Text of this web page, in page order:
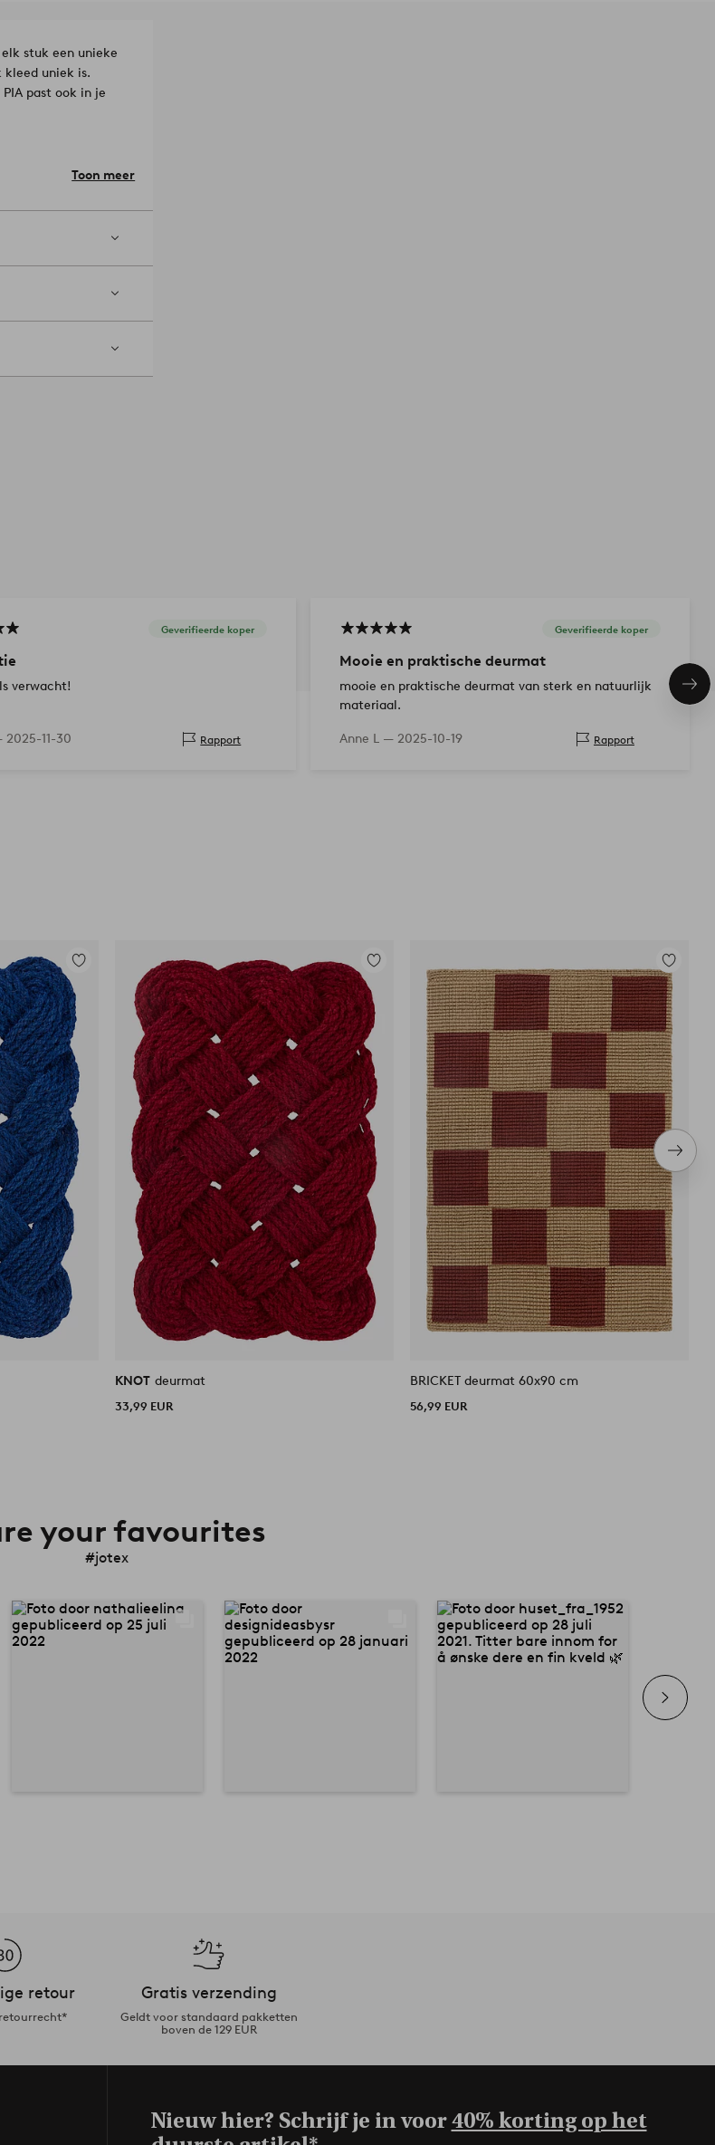
stuk een unieke
uniek is.
past ook in je
zonder borstel.
kan het tapijt doen
Toon meer
Geverifieerde koper
verwacht!
2025-11-30 Rapport
Geverifieerde koper
Mooie en praktische deurmat
mooie en praktische deurmat van sterk en natuurlijk
materiaal.
Anne L — 2025-10-19 Rapport
Toevoegen
aan
favorieten
Toevoegen
aan
favorieten
KNOT deurmat
33,99 EUR
aan
BRICKET deurmat 60x90 cm
56,99 EUR
item
your favourites
#jotex
retour Gratis verzending
Geldt voor standaard pakketten
boven de 129 EUR
Nieuw hier? Schrijf je in voor40% korting op het